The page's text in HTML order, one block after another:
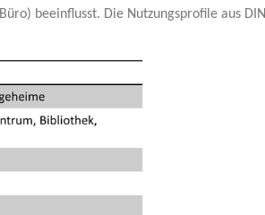
beeinflusst. Die Nutzungsprofile aus DIN